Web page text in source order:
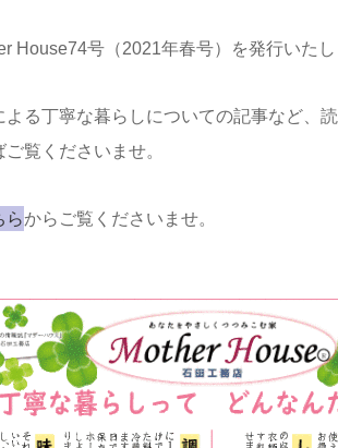
House74号（2021年春号）を発行いたし
る丁寧な暮らしについての記事など、読
覧くださいませ。
らからご覧くださいませ。